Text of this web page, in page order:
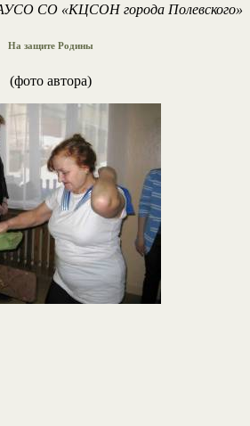
СО «КЦСОН города Полевского»
На защите Родины
(фото автора)